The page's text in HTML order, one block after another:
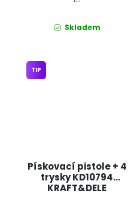
Skladem
Pískovací pistole + 4
trysky KD10794
KRAFT&DELE
TIP